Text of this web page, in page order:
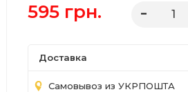
595 грн.
Доставка
Самовывоз из УКРПОШТА